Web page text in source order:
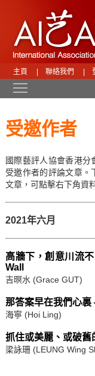
主頁 聯絡我們
受邀作者
國際藝評人協會香港
受邀作者的評論文章。
文章，可點擊右下角資
2021年六月
高牆下，創意川流
Wall
吉暝水 (Grace GUT)
那答案早在我們心裏
海寧 (Hoi Ling)
抓住或美麗、或破舊
梁詠珊 (LEUNG Wing